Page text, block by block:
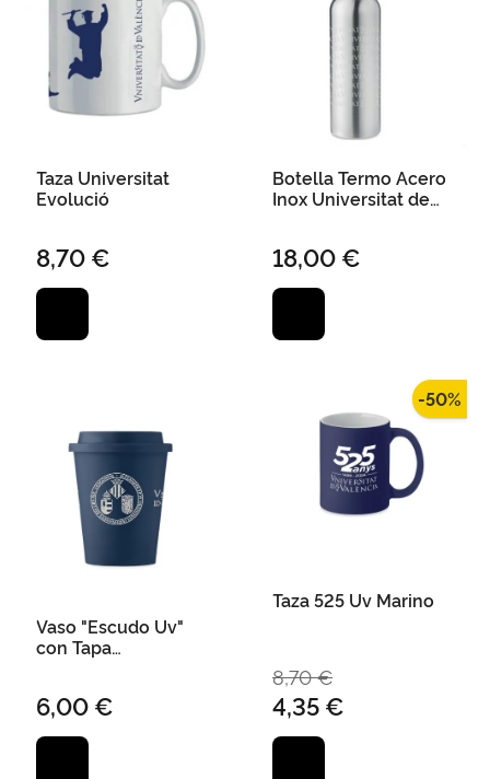
Taza Universitat
Evolució
8,70 €
Botella Termo Acero
Inox Universitat de
18,00 €
Vaso "Escudo Uv"
con Tapa
6,00 €
-50%
Taza 525 Uv Marino
8,70 €
4,35 €